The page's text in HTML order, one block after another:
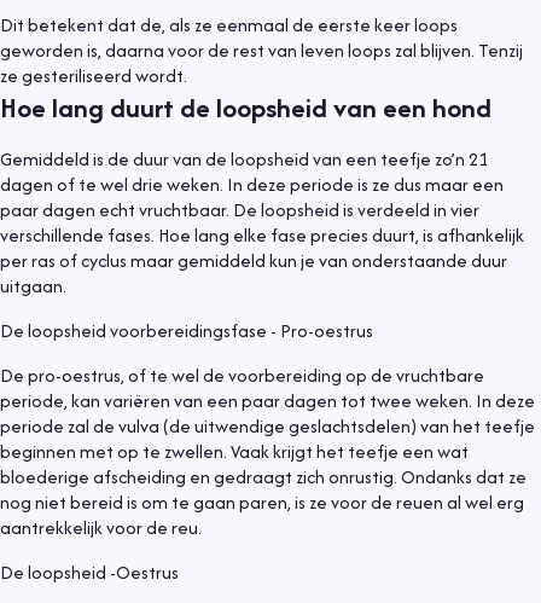
Dit betekent dat de, als ze eenmaal de eerste keer loops
geworden is, daarna voor de rest van leven loops zal blijven. Tenzij
ze gesteriliseerd wordt.
Hoe lang duurt de loopsheid van een hond
Gemiddeld is de duur van de loopsheid van een teefje zo’n 21
dagen of te wel drie weken. In deze periode is ze dus maar een
paar dagen echt vruchtbaar. De loopsheid is verdeeld in vier
verschillende fases. Hoe lang elke fase precies duurt, is afhankelijk
per ras of cyclus maar gemiddeld kun je van onderstaande duur
uitgaan.
De loopsheid voorbereidingsfase - Pro-oestrus
De pro-oestrus, of te wel de voorbereiding op de vruchtbare
periode, kan variëren van een paar dagen tot twee weken. In deze
periode zal de vulva (de uitwendige geslachtsdelen) van het teefje
beginnen met op te zwellen. Vaak krijgt het teefje een wat
bloederige afscheiding en gedraagt zich onrustig. Ondanks dat ze
nog niet bereid is om te gaan paren, is ze voor de reuen al wel erg
aantrekkelijk voor de reu.
De loopsheid -Oestrus